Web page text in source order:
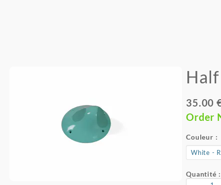
35.00
Order
Couleur :
Quantité :